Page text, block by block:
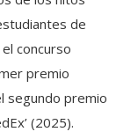
de
concurso
premio
segundo premio
(2025).